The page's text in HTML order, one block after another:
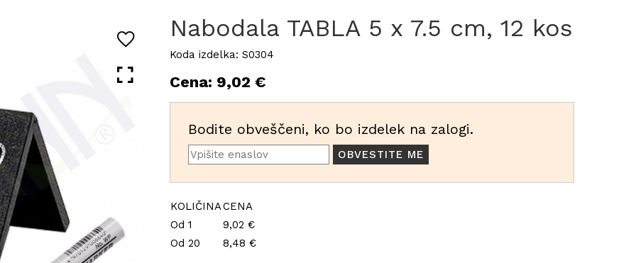
Nabodala TABLA 5 x 7.5 cm, 12 kos
Koda izdelka: S0304
Cena: 9,02 €
Bodite obveščeni, ko bo izdelek na zalogi.
KOLIČINACENA
Od 1
9,02 €
Od 20
8,48 €